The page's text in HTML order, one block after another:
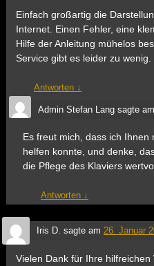
Einfach großartig die
Internet. Einen Fehler, eine
Hilfe der Anleitung mühelos
Service gibt es leider zu wenig.
Antworten ↓
Admin Stefan Langsagte am
Es freut mich, dass ich Ihnen
helfen konnte, und denke,
die Pflege des Klaviers
Antworten ↓
Iris D. sagte am 26. Januar
Vielen Dank für Ihre